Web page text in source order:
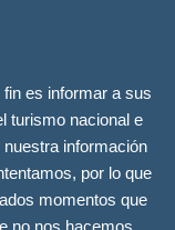
es informar a sus
turismo nacional e
información
por lo que
momentos que
no nos hacemos